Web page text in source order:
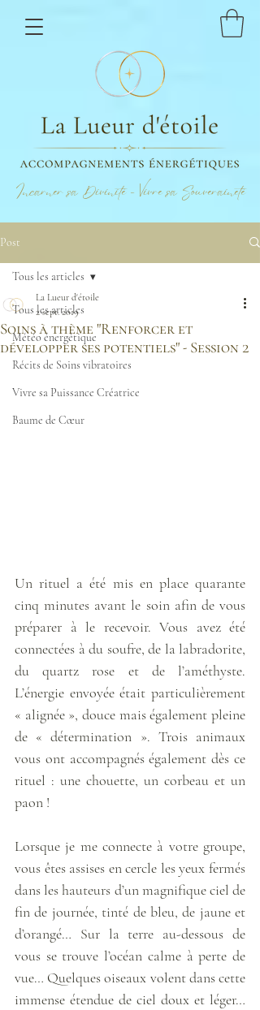
Incarner sa Divinité - Vivre sa Souveraineté
Post
Tous les articles
Météo énergétique
Récits de Soins vibratoires
Vivre sa Puissance Créatrice
Baume de Cœur
Tous les articles
Soins à thème "Renforcer et
développer ses potentiels" - Session 2
La Lueur d'étoile
2 sept. 2019
Un rituel a été mis en place quarante
cinq minutes avant le soin afin de vous
préparer à le recevoir. Vous avez été
connectées à du soufre, de la labradorite,
du quartz rose et de l’améthyste.
L’énergie envoyée était particulièrement
« alignée », douce mais également pleine
de « détermination ». Trois animaux
vous ont accompagnés également dès ce
rituel : une chouette, un corbeau et un
paon !
Lorsque je me connecte à votre groupe,
vous êtes assises en cercle les yeux fermés
dans les hauteurs d’un magnifique ciel de
fin de journée, tinté de bleu, de jaune et
d’orangé… Sur la terre au-dessous de
vous se trouve l’océan calme à perte de
vue… Quelques oiseaux volent dans cette
immense étendue de ciel doux et léger…